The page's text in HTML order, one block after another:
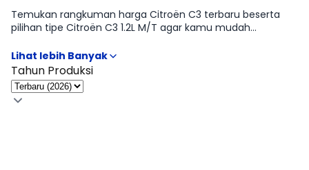
Temukan rangkuman harga Citroën C3 terbaru beserta
pilihan tipe Citroën C3 1.2L M/T agar kamu mudah
sertakan informasi OTR lintas kota serta opsi cicilan supaya
proses memilih tipe Citroën C3 paling pas jadi lebih cepat.
Butuh rincian tabel per varian? Lanjut ke halaman Harga &
Varian.
Tahun Produksi